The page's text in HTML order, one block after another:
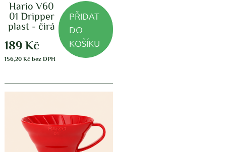
Hario V60
01 Dripper
plast - čirá
189 Kč
156,20 Kčbez DPH
PŘIDAT
DO
KOŠÍKU